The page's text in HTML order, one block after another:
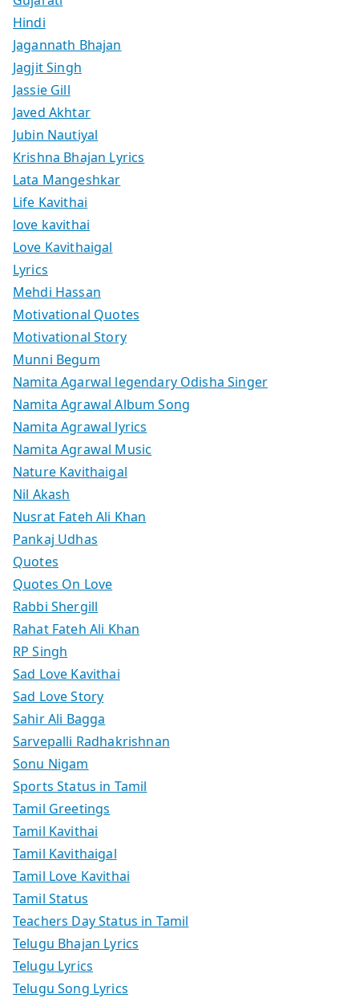
Hindi
Jagannath Bhajan
Jagjit Singh
Jassie Gill
Javed Akhtar
Jubin Nautiyal
Krishna Bhajan Lyrics
Lata Mangeshkar
Life Kavithai
love kavithai
Love Kavithaigal
Lyrics
Mehdi Hassan
Motivational Quotes
Motivational Story
Munni Begum
Namita Agarwal legendary Odisha Singer
Namita Agrawal Album Song
Namita Agrawal lyrics
Namita Agrawal Music
Nature Kavithaigal
Nil Akash
Nusrat Fateh Ali Khan
Pankaj Udhas
Quotes
Quotes On Love
Rabbi Shergill
Rahat Fateh Ali Khan
RP Singh
Sad Love Kavithai
Sad Love Story
Sahir Ali Bagga
Sarvepalli Radhakrishnan
Sonu Nigam
Sports Status in Tamil
Tamil Greetings
Tamil Kavithai
Tamil Kavithaigal
Tamil Love Kavithai
Tamil Status
Teachers Day Status in Tamil
Telugu Bhajan Lyrics
Telugu Lyrics
Telugu Song Lyrics